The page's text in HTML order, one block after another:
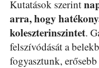
Kutatások szerint
arra, hogy
koleszterinszintet.
felszívódását a
fogyasztunk,